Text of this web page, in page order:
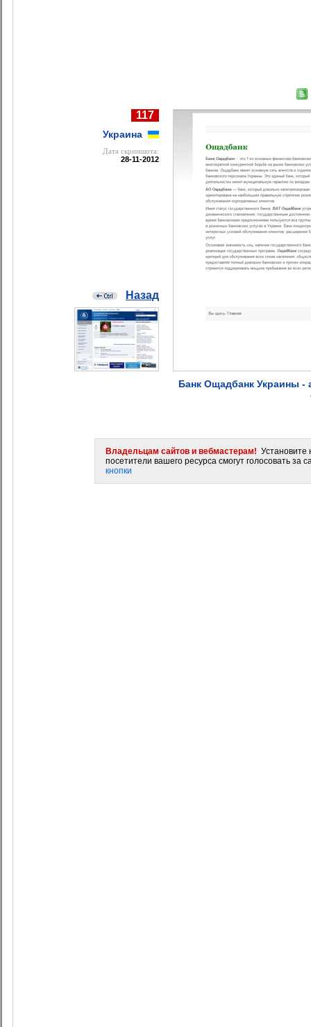
117
Украина
Дата cкриншота:
28-11-2012
Назад
Банк Ощадбанк Украины -
Владельцам сайтов и вебмастерам! Установите
посетители вашего ресурса смогут голосовать за
кнопки